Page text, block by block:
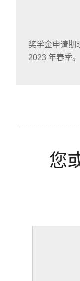
奖学金申请期
2023 年春季。
您